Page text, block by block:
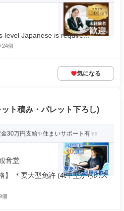
level Japanese is require...
個
気になる
ト積み・パレット下ろし)
30万円支給✨住まいサポート有
音堂
】 ＊要大型免許 (4t中型からのス
個